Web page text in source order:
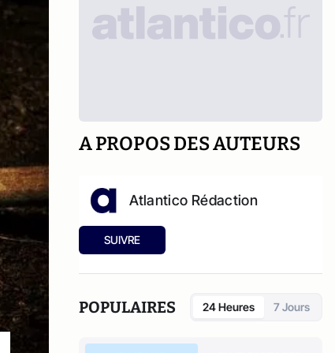
A PROPOS DES AUTEURS
Atlantico Rédaction
SUIVRE
POPULAIRES 24 Heures 7 Jours